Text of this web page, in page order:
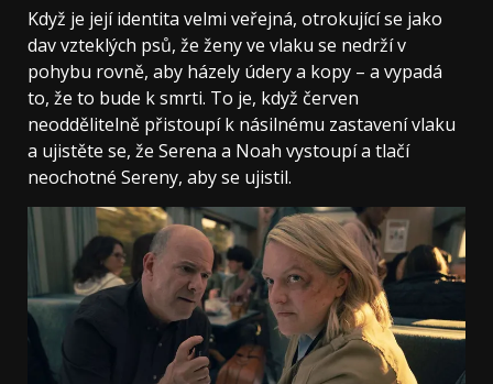
Když je její identita velmi veřejná, otrokující se jako
dav vzteklých psů, že ženy ve vlaku se nedrží v
pohybu rovně, aby házely údery a kopy – a vypadá
to, že to bude k smrti. To je, když červen
neoddělitelně přistoupí k násilnému zastavení vlaku
a ujistěte se, že Serena a Noah vystoupí a tlačí
neochotné Sereny, aby se ujistil.